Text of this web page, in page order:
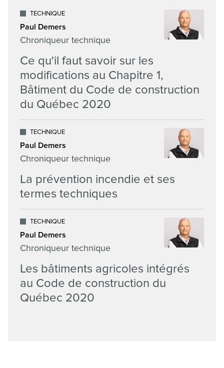
TECHNIQUE
Paul Demers
Chroniqueur technique
Ce qu'il faut savoir sur les
modifications au Chapitre 1,
Bâtiment du Code de construction
du Québec 2020
TECHNIQUE
Paul Demers
Chroniqueur technique
La prévention incendie et ses
termes techniques
TECHNIQUE
Paul Demers
Chroniqueur technique
Les bâtiments agricoles intégrés
au Code de construction du
Québec 2020